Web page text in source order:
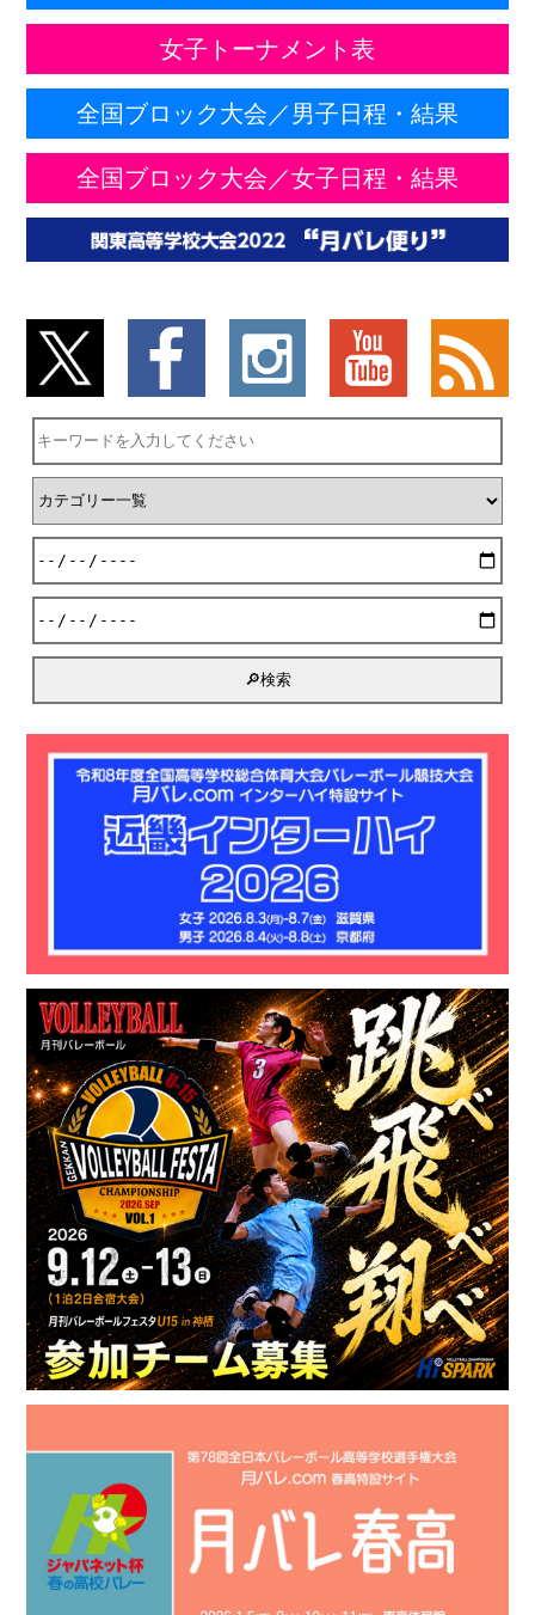
女子トーナメント表
全国ブロック大会／男子日程・結果
全国ブロック大会／女子日程・結果